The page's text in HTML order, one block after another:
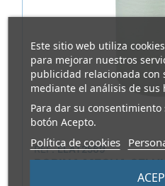
Este sitio web utiliza
para mejorar nuestros
publicidad relacionada con
mediante el análisis de sus
Para dar su
botón Acepto.
Política de cookies
REF.ELAT2569
BOBINA MECHA